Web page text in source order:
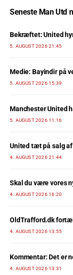
Seneste Man Utd
Bekræftet: United
5. AUGUST 2026 21:45
Medie: Bayindir på
5. AUGUST 2026 15:39
Manchester United
5. AUGUST 2026 11:16
United tæt på salg
4. AUGUST 2026 21:44
Skal du være vores
4. AUGUST 2026 16:20
OldTrafford.dk
4. AUGUST 2026 13:55
Kommentar: Det er
4. AUGUST 2026 13:31